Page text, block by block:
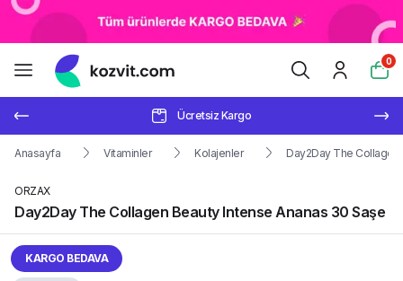
0
Ücretsiz Kargo
Anasayfa Vitaminler Kolajenler Day2Day The Collagen
ORZAX
Day2Day The Collagen Beauty Intense Ananas 30 Saşe
KARGO BEDAVA